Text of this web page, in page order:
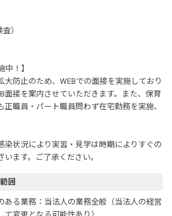
）
中！】
大防止のため、WEBでの面接を実施しており
面接を案内させていただきます。また、保育
正職員・パート職員問わず在宅勤務を実施、
状況により実習・見学は時期によりすぐの
ます。ご了承ください。
囲
ある業務：当法人の業務全般（当法人の経営